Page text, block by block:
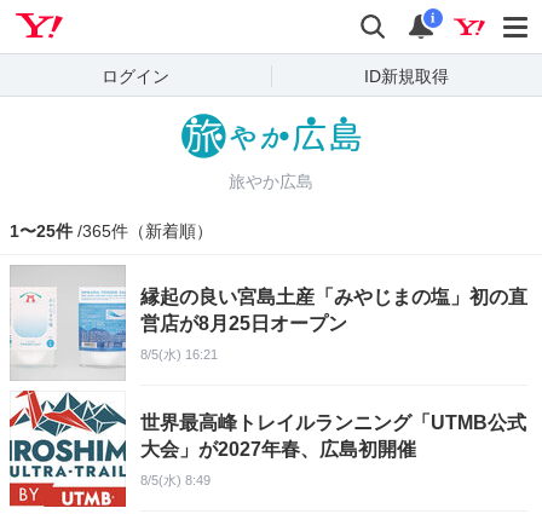
検索 通知
i
ログイン ID新規取得
旅やか広島
1〜25件 /365件（新着順）
縁起の良い宮島土産「みやじまの塩」初の直
営店が8月25日オープン
8/5(水) 16:21
世界最高峰トレイルランニング「UTMB公式
大会」が2027年春、広島初開催
8/5(水) 8:49